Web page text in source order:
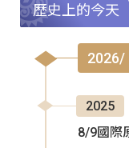
歷史上的今天
2026/
2025
8/9國際